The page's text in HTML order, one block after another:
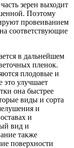
зерен выходит
Поэтому
провеиванием
соответствующие
в дальнейшем
пленок.
плодовые и
это улучшает
она быстрее
виды и сорта
и
и
вид и
также
поверхности